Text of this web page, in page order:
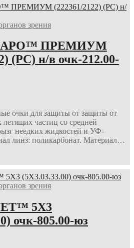
зрения
ПРЕМИУМ
(РС) н/в очк-212.00-
очки для защиты от защиты от
частиц со средней
неедких жидкостей и УФ-
линз: поликарбонат. Материал…
зрения
5Х3
очк-805.00-юз